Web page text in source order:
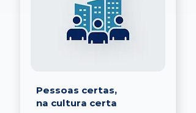
Pessoas certas,
na cultura certa